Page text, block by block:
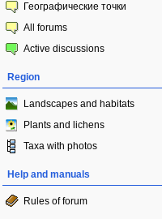
Географические точки
All forums
Active discussions
Region
Landscapes and habitats
Plants and lichens
Taxa with photos
Help and manuals
Rules of forum